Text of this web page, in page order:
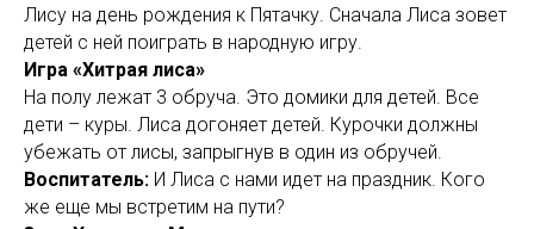
Лису на день рождения к Пятачку. Сначала Лиса зовет
детей с ней поиграть в народную игру.
Игра «Хитрая лиса»
На полу лежат 3 обруча. Это домики для детей. Все
дети – куры. Лиса догоняет детей. Курочки должны
убежать от лисы, запрыгнув в один из обручей.
Воспитатель: И Лиса с нами идет на праздник. Кого
же еще мы встретим на пути?